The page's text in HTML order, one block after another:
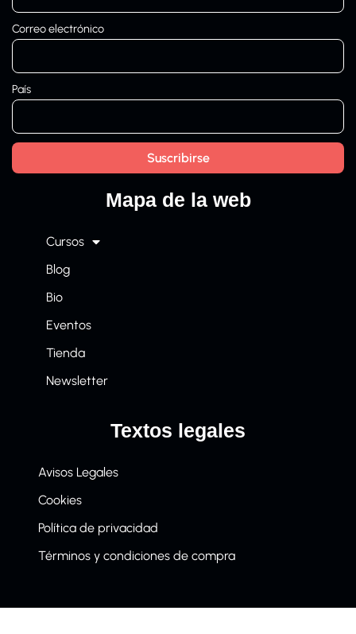
Correo electrónico
País
Mapa de la web
Cursos
Blog
Bio
Eventos
Tienda
Newsletter
Textos legales
Avisos Legales
Cookies
Política de privacidad
Términos y condiciones de compra